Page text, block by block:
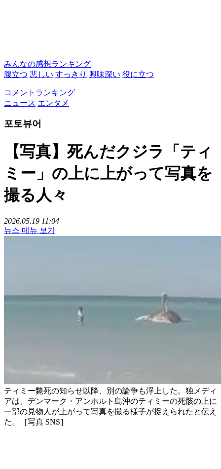
みんなの感想ランキング
腹立つ 悲しい すっきり 興味深い 役に立つ
コメントランキング
ニュース エンタメ
포토뷰어
【写真】死んだクジラ「ティ
ミー」の上に上がって写真を
撮る人々
2026.05.19 11:04
뉴스 메뉴 보기
ティミー斃死の知らせ以降、別の論争も浮上した。独メディ
アは、デンマーク・アンホルト島沖のティミーの死骸の上に
一部の見物人が上がって写真を撮る様子が捉えられたと伝え
た。［写真 SNS］